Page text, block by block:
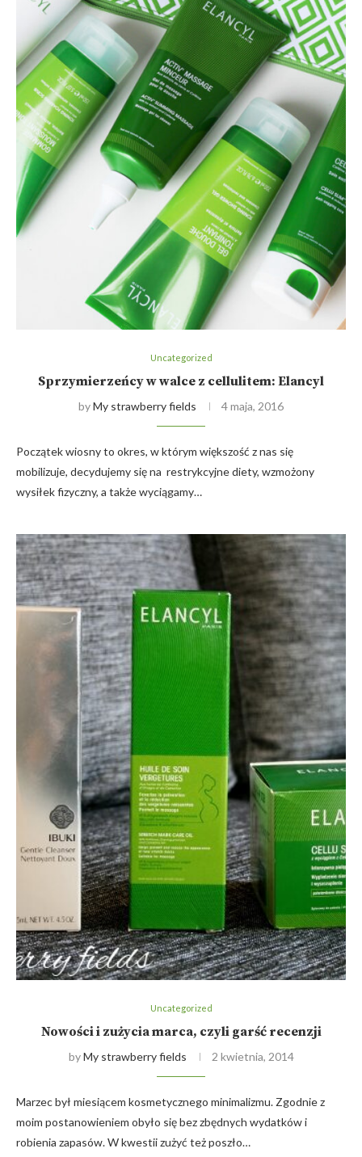
Uncategorized
Sprzymierzeńcy w walce z cellulitem: Elancyl
byMy strawberry fields 4 maja, 2016
Początek wiosny to okres, w którym większość z nas się
mobilizuje, decydujemy się na restrykcyjne diety, wzmożony
wysiłek fizyczny, a także wyciągamy…
Uncategorized
Nowości i zużycia marca, czyli garść recenzji
byMy strawberry fields 2 kwietnia, 2014
Marzec był miesiącem kosmetycznego minimalizmu. Zgodnie z
moim postanowieniem obyło się bez zbędnych wydatków i
robienia zapasów. W kwestii zużyć też poszło…